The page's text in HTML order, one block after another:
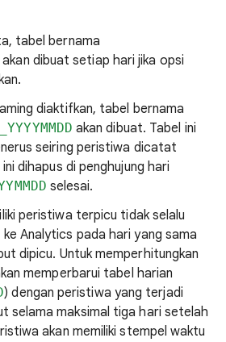
tabel bernama
akan dibuat setiap hari jika opsi
diaktifkan, tabel bernama
akan dibuat. Tabel ini
seiring peristiwa dicatat
dihapus di penghujung hari
selesai.
peristiwa terpicu tidak selalu
Analytics pada hari yang sama
dipicu. Untuk memperhitungkan
memperbarui tabel harian
) dengan peristiwa yang terjadi
selama maksimal tiga hari setelah
akan memiliki stempel waktu